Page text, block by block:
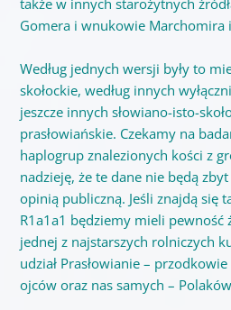
także w innych starożytnych
Gomera i wnukowie Marchomira
Według jednych wersji były to
skołockie, według innych
jeszcze innych słowiano-isto-
prasłowiańskie. Czekamy na
haplogrup znalezionych kości z
nadzieję, że te dane nie będą
opinią publiczną. Jeśli znajdą się
R1a1a1 będziemy mieli pewność
jednej z najstarszych rolniczych
udział Prasłowianie –
ojców oraz nas samych –